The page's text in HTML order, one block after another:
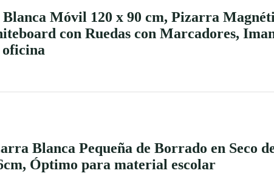
Móvil 120 x 90 cm, Pizarra
con Ruedas con Marcadores,
oficina
Blanca Pequeña de Borrado en Seco
Óptimo para material escolar